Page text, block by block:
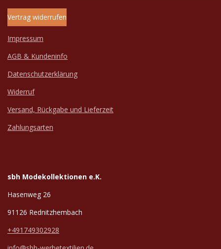
Vertrag widerrufen
Impressum
AGB & Kundeninfo
Datenschutzerklärung
Widerruf
Versand, Rückgabe und Lieferzeit
Zahlungsarten
sbh Modekollektionen e.K.
Hasenweg 26
91126 Rednitzhembach
+491749302928